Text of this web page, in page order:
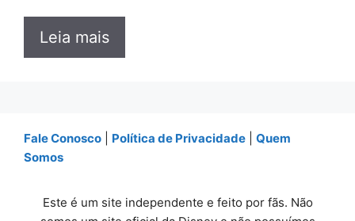
Leia mais
Fale Conosco Política de Privacidade
Quem
Somos
Este é um site independente e feito por fãs. Não